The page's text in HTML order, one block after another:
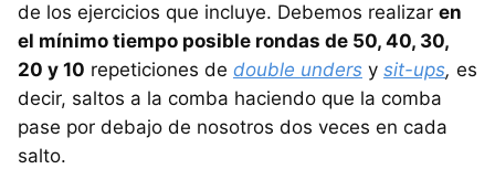
de los ejercicios que incluye. Debemos realizar en
el mínimo tiempo posible rondas de 50, 40, 30,
20 y 10 repeticiones de double unders y sit-ups, es
decir, saltos a la comba haciendo que la comba
pase por debajo de nosotros dos veces en cada
salto.